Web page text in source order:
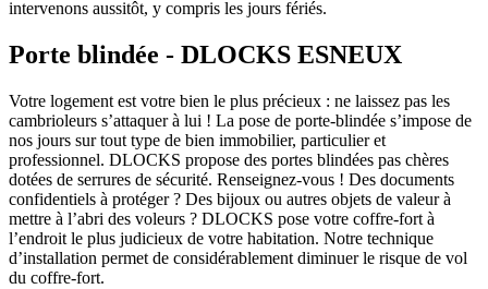
intervenons aussitôt, y compris les jours fériés.
Porte blindée - DLOCKS ESNEUX
Votre logement est votre bien le plus précieux : ne laissez pas les
cambrioleurs s’attaquer à lui ! La pose de porte-blindée s’impose de
nos jours sur tout type de bien immobilier, particulier et
professionnel. DLOCKS propose des portes blindées pas chères
dotées de serrures de sécurité. Renseignez-vous ! Des documents
confidentiels à protéger ? Des bijoux ou autres objets de valeur à
mettre à l’abri des voleurs ? DLOCKS pose votre coffre-fort à
l’endroit le plus judicieux de votre habitation. Notre technique
d’installation permet de considérablement diminuer le risque de vol
du coffre-fort.